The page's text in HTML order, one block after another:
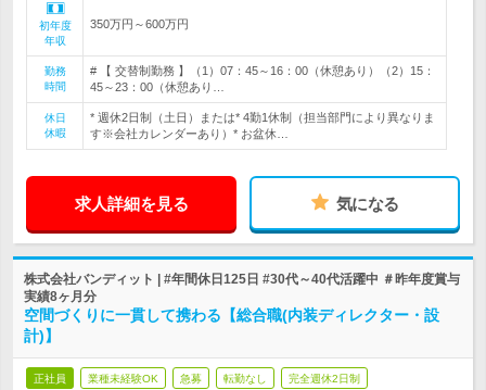
初年度
年収
350万円～600万円
勤務
時間
# 【 交替制勤務 】（1）07：45～16：00（休憩あり）（2）15：
45～23：00（休憩あり…
休日
休暇
* 週休2日制（土日）または* 4勤1休制（担当部門により異なりま
す※会社カレンダーあり）* お盆休…
求人詳細を見る 気になる
株式会社バンディット | #年間休日125日 #30代～40代活躍中 ＃昨年度賞与
実績8ヶ月分
空間づくりに一貫して携わる【総合職(内装ディレクター・設
計)】
正社員 業種未経験OK 急募 転勤なし 完全週休2日制